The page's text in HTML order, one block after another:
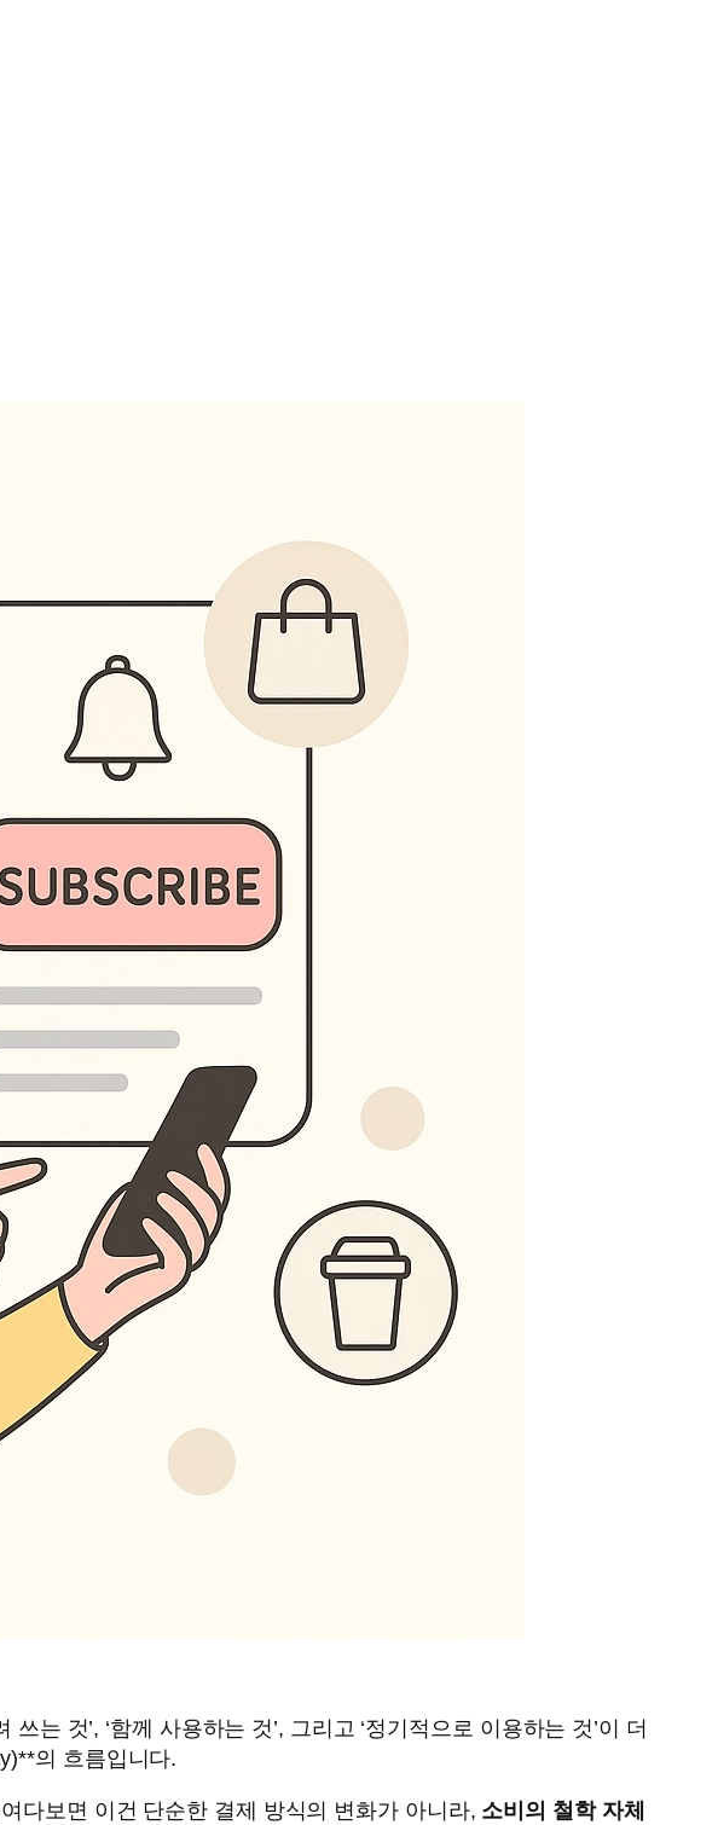
는 것’, ‘함께 사용하는 것’, 그리고 ‘정기적으로 이용하는 것’이 더
의 흐름입니다.
다보면 이건 단순한 결제 방식의 변화가 아니라, 소비의 철학 자체